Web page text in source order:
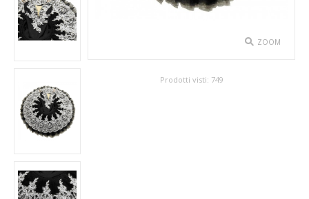
SPETTACOLO
ABITI TEATRALI
GONNE
SPOSA
SOTTOGONNE
ZOOM
Prodotti visti: 749